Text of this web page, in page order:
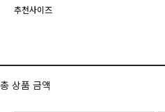
추천사이즈
총 상품 금액